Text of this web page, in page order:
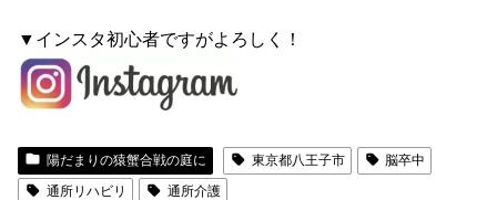
▼インスタ初心者ですがよろしく！
陽だまりの猿蟹合戦の庭に 東京都八王子市
脳卒中
通所リハビリ
通所介護